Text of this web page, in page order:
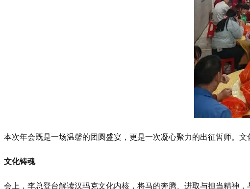
本次年会既是一场温馨的团圆盛宴，更是一次凝心聚力的出征誓师。
文化铸魂
会上，李总登台解读汉玛克文化内核，将马的奔腾、进取与担当精神